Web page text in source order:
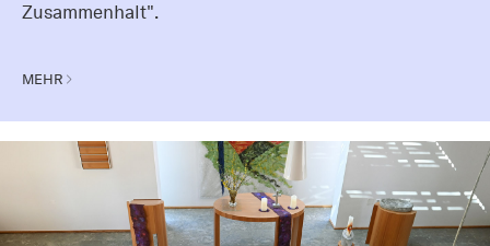
Zusammenhalt".
MEHR